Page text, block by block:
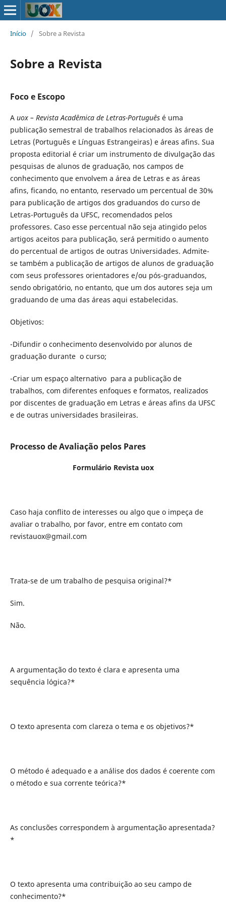
Início / Sobre a Revista
Sobre a Revista
Foco e Escopo
A uox – Revista Acadêmica de Letras-Português é uma
publicação semestral de trabalhos relacionados às áreas de
Letras (Português e Línguas Estrangeiras) e áreas afins. Sua
proposta editorial é criar um instrumento de divulgação das
pesquisas de alunos de graduação, nos campos de
conhecimento que envolvem a área de Letras e as áreas
afins, ficando, no entanto, reservado um percentual de 30%
para publicação de artigos dos graduandos do curso de
Letras-Português da UFSC, recomendados pelos
professores. Caso esse percentual não seja atingido pelos
artigos aceitos para publicação, será permitido o aumento
do percentual de artigos de outras Universidades. Admite-
se também a publicação de artigos de alunos de graduação
com seus professores orientadores e/ou pós-graduandos,
sendo obrigatório, no entanto, que um dos autores seja um
graduando de uma das áreas aqui estabelecidas.
Objetivos:
-Difundir o conhecimento desenvolvido por alunos de
graduação durante o curso;
-Criar um espaço alternativo para a publicação de
trabalhos, com diferentes enfoques e formatos, realizados
por discentes de graduação em Letras e áreas afins da UFSC
e de outras universidades brasileiras.
Processo de Avaliação pelos Pares
Formulário Revista uox
Caso haja conflito de interesses ou algo que o impeça de
avaliar o trabalho, por favor, entre em contato com
revistauox@gmail.com
Trata-se de um trabalho de pesquisa original?*
Sim.
Não.
A argumentação do texto é clara e apresenta uma
sequência lógica?*
O texto apresenta com clareza o tema e os objetivos?*
O método é adequado e a análise dos dados é coerente com
o método e sua corrente teórica?*
As conclusões correspondem à argumentação apresentada?
*
O texto apresenta uma contribuição ao seu campo de
conhecimento?*